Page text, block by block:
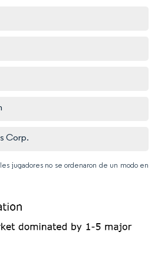
Corp.
jugadores no se ordenaron de un modo en